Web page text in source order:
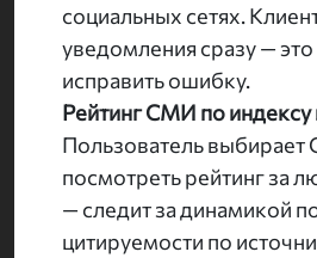
социальных сетях.
уведомления сразу —
исправить ошибку.
Рейтинг СМИ по индексу
Пользователь
посмотреть рейтинг за
— следит за динамикой
цитируемости по